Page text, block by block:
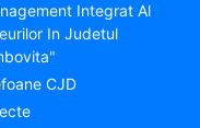
Integrat Al
In Judetul
CJD